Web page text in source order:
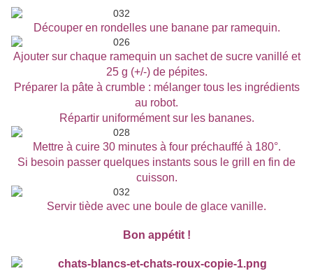
Découper en rondelles une banane par ramequin.
Ajouter sur chaque ramequin un sachet de sucre vanillé et
25 g (+/-) de pépites.
Préparer la pâte à crumble : mélanger tous les ingrédients
au robot.
Répartir uniformément sur les bananes.
Mettre à cuire 30 minutes à four préchauffé à 180°.
Si besoin passer quelques instants sous le grill en fin de
cuisson.
Servir tiède avec une boule de glace vanille.
Bon appétit !